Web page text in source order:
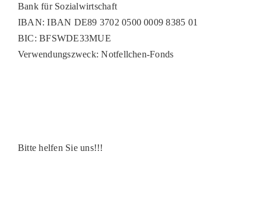
Bank für Sozialwirtschaft
IBAN: IBAN DE89 3702 0500 0009 8385 01
BIC: BFSWDE33MUE
Verwendungszweck: Notfellchen-Fonds
Bitte helfen Sie uns!!!